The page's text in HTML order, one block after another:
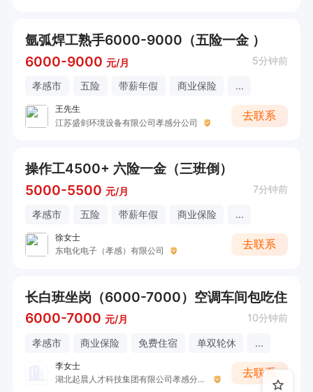
氩弧焊工熟手6000-9000（五险一金 ）
6000-9000 元/月 5分钟前
孝感市 五险 带薪年假 商业保险 ...
王先生
江苏盛剑环境设备有限公司孝感分公司
去联系
操作工4500+ 六险一金（三班倒）
5000-5500 元/月 7分钟前
孝感市 五险 带薪年假 商业保险 ...
徐女士
东电化电子（孝感）有限公司
去联系
长白班坐岗（6000-7000）空调车间包吃住
6000-7000 元/月 10分钟前
孝感市 商业保险 免费住宿 单双轮休 ...
李女士
湖北起晨人才科技集团有限公司孝感分公司
去联系